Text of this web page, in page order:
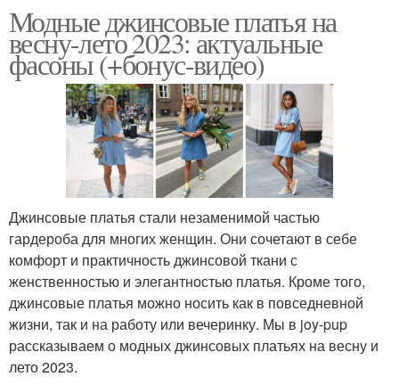
Модные джинсовые платья на
весну-лето 2023: актуальные
фасоны (+бонус-видео)
Джинсовые платья стали незаменимой частью
гардероба для многих женщин. Они сочетают в себе
комфорт и практичность джинсовой ткани с
женственностью и элегантностью платья. Кроме того,
джинсовые платья можно носить как в повседневной
жизни, так и на работу или вечеринку. Мы в joy-pup
рассказываем о модных джинсовых платьях на весну и
лето 2023.